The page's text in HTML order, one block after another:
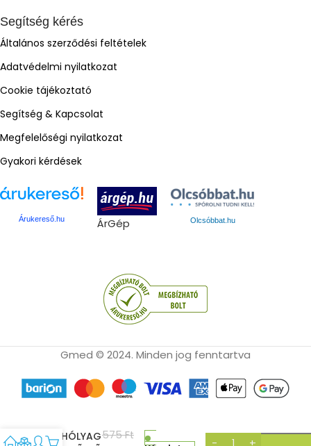
Segítség kérés
Általános szerződési feltételek
Adatvédelmi nyilatkozat
Cookie tájékoztató
Segítség & Kapcsolat
Megfelelőségi nyilatkozat
Gyakori kérdések
Árukereső.hu ÁrGép Olcsóbbat.hu
Gmed © 2024. Minden jog fenntartva
VÍZHÓLYAG575Ft